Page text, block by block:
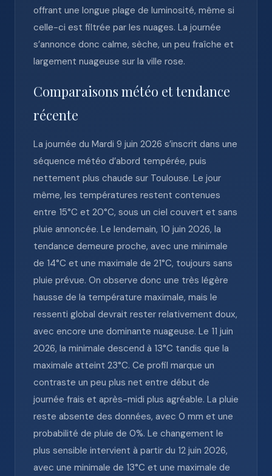
offrant une longue plage de luminosité, même si
celle-ci est filtrée par les nuages. La journée
s’annonce donc calme, sèche, un peu fraîche et
largement nuageuse sur la ville rose.
Comparaisons météo et tendance
récente
La journée du Mardi 9 juin 2026 s’inscrit dans une
séquence météo d’abord tempérée, puis
nettement plus chaude sur Toulouse. Le jour
même, les températures restent contenues
entre 15°C et 20°C, sous un ciel couvert et sans
pluie annoncée. Le lendemain, 10 juin 2026, la
tendance demeure proche, avec une minimale
de 14°C et une maximale de 21°C, toujours sans
pluie prévue. On observe donc une très légère
hausse de la température maximale, mais le
ressenti global devrait rester relativement doux,
avec encore une dominante nuageuse. Le 11 juin
2026, la minimale descend à 13°C tandis que la
maximale atteint 23°C. Ce profil marque un
contraste un peu plus net entre début de
journée frais et après-midi plus agréable. La pluie
reste absente des données, avec 0 mm et une
probabilité de pluie de 0%. Le changement le
plus sensible intervient à partir du 12 juin 2026,
avec une minimale de 13°C et une maximale de